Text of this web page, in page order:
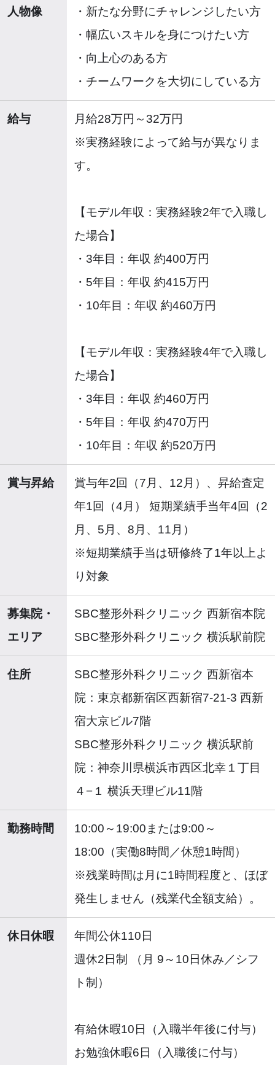
人物像
・新たな分野にチャレンジしたい方
・幅広いスキルを身につけたい方
・向上心のある方
・チームワークを大切にしている方
給与
月給28万円～32万円
※実務経験によって給与が異なりま
す。
【モデル年収：実務経験2年で入職し
た場合】
・3年目：年収 約400万円
・5年目：年収 約415万円
・10年目：年収 約460万円
【モデル年収：実務経験4年で入職し
た場合】
・3年目：年収 約460万円
・5年目：年収 約470万円
・10年目：年収 約520万円
賞与昇給
賞与年2回（7月、12月）、昇給査定
年1回（4月） 短期業績手当年4回（2
月、5月、8月、11月）
※短期業績手当は研修終了1年以上よ
り対象
募集院・
エリア
SBC整形外科クリニック 西新宿本院
SBC整形外科クリニック 横浜駅前院
住所
SBC整形外科クリニック 西新宿本
院：東京都新宿区西新宿7-21-3 西新
宿大京ビル7階
SBC整形外科クリニック 横浜駅前
院：神奈川県横浜市西区北幸１丁目
４−１ 横浜天理ビル11階
勤務時間
10:00～19:00または9:00～
18:00（実働8時間／休憩1時間）
※残業時間は月に1時間程度と、ほぼ
発生しません（残業代全額支給）。
休日休暇
年間公休110日
週休2日制 （月 9～10日休み／シフ
ト制）
有給休暇10日（入職半年後に付与）
お勉強休暇6日（入職後に付与）